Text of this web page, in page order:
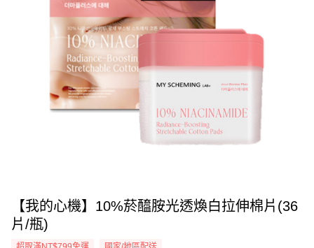
【我的心機】10%菸醯胺光透煥白拉伸棉片(36
片/瓶)